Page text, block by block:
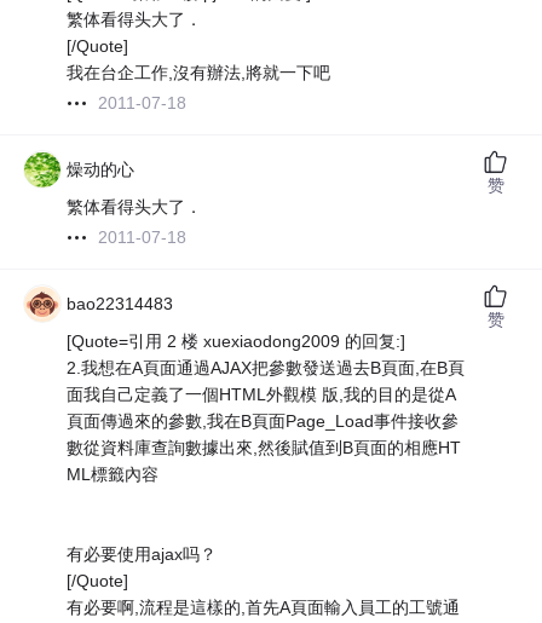
繁体看得头大了．
[/Quote]
我在台企工作,沒有辦法,將就一下吧
2011-07-18
燥动的心
繁体看得头大了．
2011-07-18
赞
bao22314483
[Quote=引用 2 楼 xuexiaodong2009 的回复:]
2.我想在A頁面通過AJAX把參數發送過去B頁面,在B頁
面我自己定義了一個HTML外觀模 版,我的目的是從A
頁面傳過來的參數,我在B頁面Page_Load事件接收參
數從資料庫查詢數據出來,然後賦值到B頁面的相應HT
ML標籤內容
有必要使用ajax吗？
[/Quote]
有必要啊,流程是這樣的,首先A頁面輸入員工的工號通
赞